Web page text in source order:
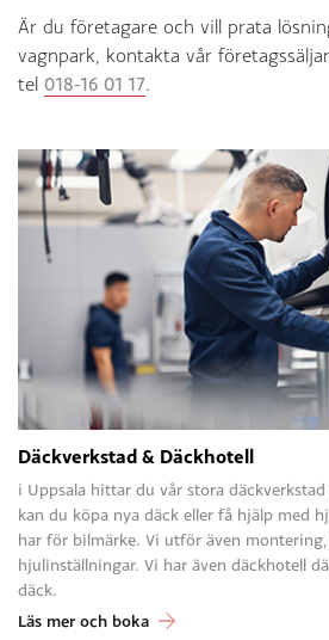
Är du företagare och vill prata
vagnpark, kontakta vår
tel 018-16 01 17.
Däckverkstad & Däckhotell
i Uppsala hittar du vår stora
kan du köpa nya däck eller få hjälp med
har för bilmärke. Vi utför även
hjulinställningar. Vi har även däckhotell
däck.
Läs mer och boka